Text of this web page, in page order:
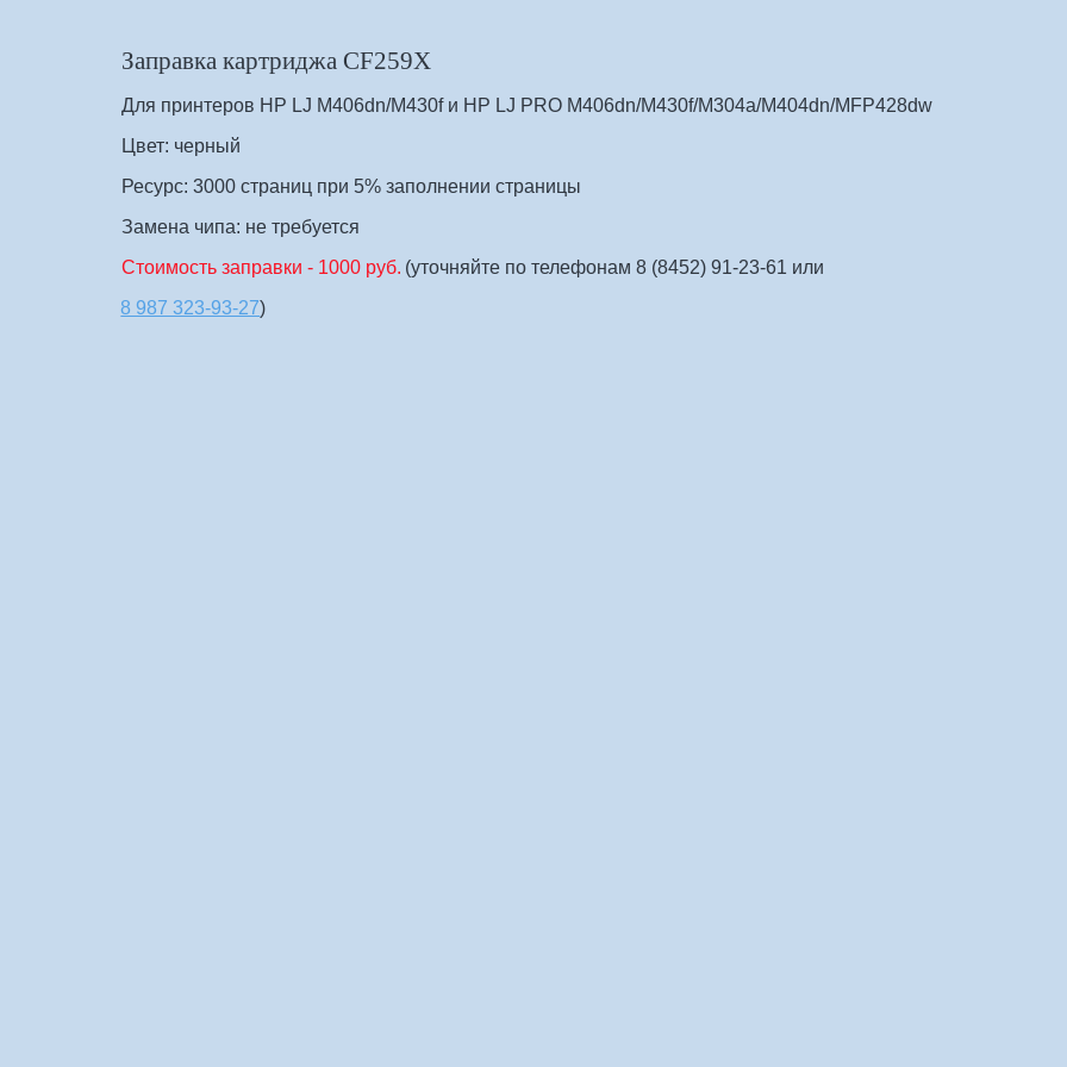
Заправка картриджа CF259Х
Для принтеров HP LJ M406dn/M430f и HP LJ PRO M406dn/M430f/M304a/M404dn/MFP428dw
Цвет: черный
Ресурс: 3000 страниц при 5% заполнении страницы
Замена чипа: не требуется
Стоимость заправки - 1000 руб. (уточняйте по телефонам 8 (8452) 91-23-61 или
8 987 323-93-27)